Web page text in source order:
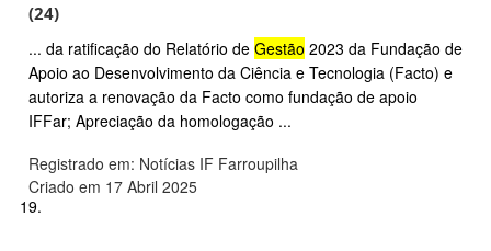
(24)
... da ratificação do Relatório de Gestão 2023 da Fundação de
Apoio ao Desenvolvimento da Ciência e Tecnologia (Facto) e
autoriza a renovação da Facto como fundação de apoio
IFFar; Apreciação da homologação ...
Registrado em: Notícias IF Farroupilha
Criado em 17 Abril 2025
19.